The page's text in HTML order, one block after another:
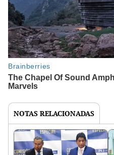
NOTAS RELACIONADAS